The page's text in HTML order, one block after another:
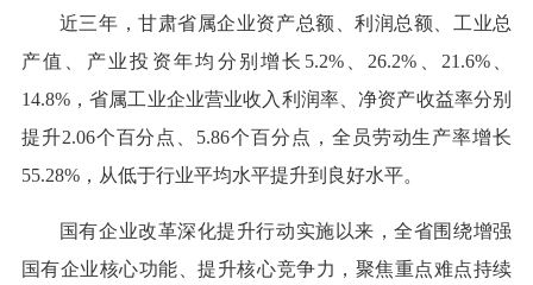
近三年，甘肃省属企业资产总额、利润总额、工业总
产值、产业投资年均分别增长5.2%、26.2%、21.6%、
14.8%，省属工业企业营业收入利润率、净资产收益率分别
提升2.06个百分点、5.86个百分点，全员劳动生产率增长
55.28%，从低于行业平均水平提升到良好水平。
国有企业改革深化提升行动实施以来，全省围绕增强
国有企业核心功能、提升核心竞争力，聚焦重点难点持续